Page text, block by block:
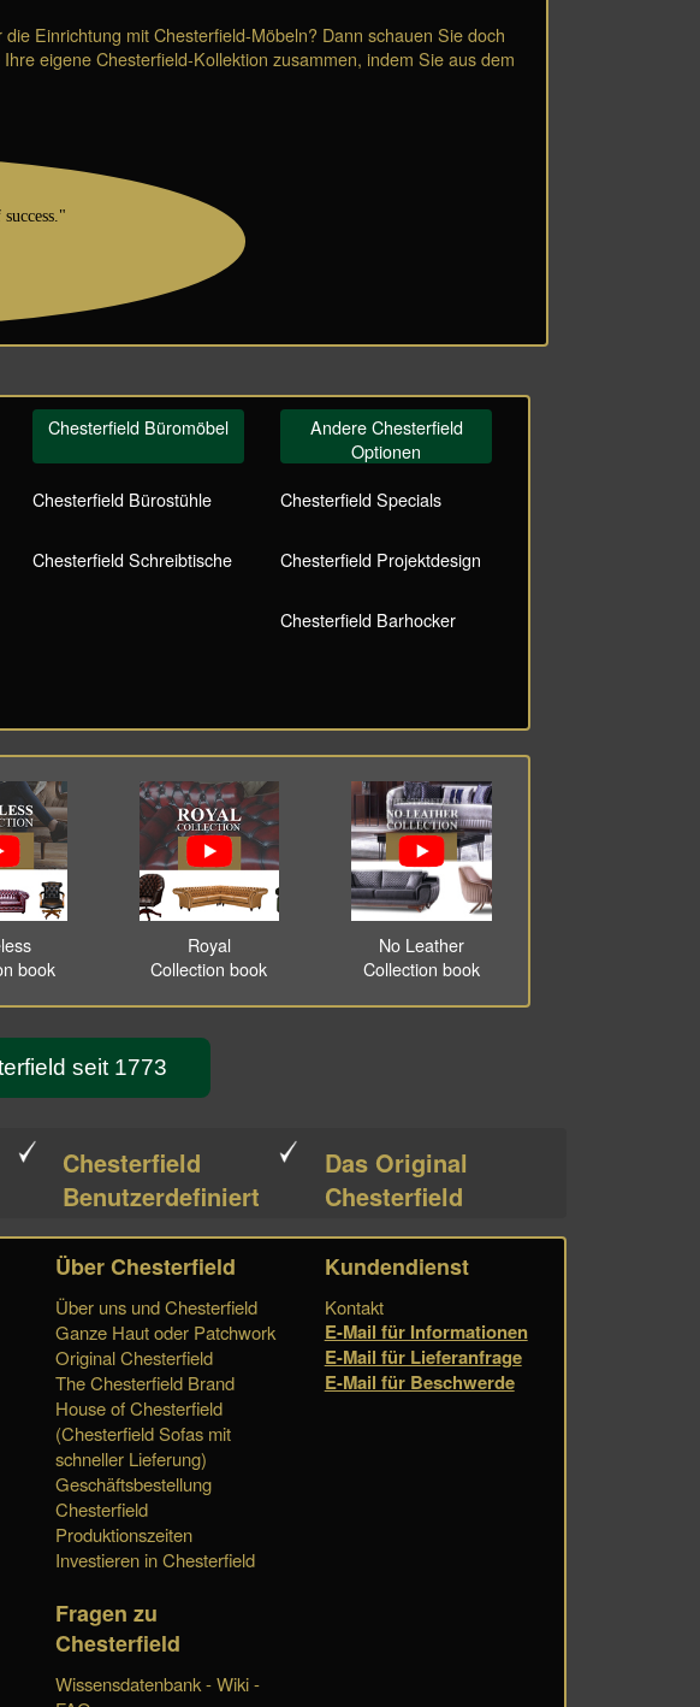
Einrichtung mit Chesterfield-Möbeln? Dann schauen Sie doch
eigene Chesterfield-Kollektion zusammen, indem Sie aus dem
Chesterfield Büromöbel
Chesterfield Bürostühle
Chesterfield Schreibtische
Andere Chesterfield
Optionen
Chesterfield Specials
Chesterfield Projektdesign
Chesterfield Barhocker
book
Royal
Collection book
No Leather
Collection book
seit 1773
Chesterfield
Benutzerdefiniert
Das Original
Chesterfield
Über Chesterfield
Über uns und Chesterfield
Ganze Haut oder Patchwork
Original Chesterfield
The Chesterfield Brand
House of Chesterfield
(Chesterfield Sofas mit
schneller Lieferung)
Geschäftsbestellung
Chesterfield
Produktionszeiten
Investieren in Chesterfield
Fragen zu
Chesterfield
Wissensdatenbank - Wiki -
Kundendienst
Kontakt
E-Mail für Informationen
E-Mail für Lieferanfrage
E-Mail für Beschwerde